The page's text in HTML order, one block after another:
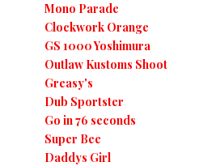
Mono Parade
Clockwork Orange
GS 1000 Yoshimura
Outlaw Kustoms Shoot
Greasy's
Dub Sportster
Go in 76 seconds
Super Bee
Daddys Girl